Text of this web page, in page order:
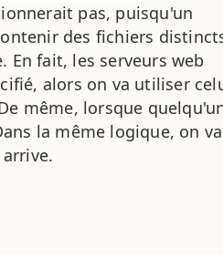
pas, puisqu'un
des fichiers
En fait, les serveurs web
alors on va utiliser
même, lorsque
la même logique, on va